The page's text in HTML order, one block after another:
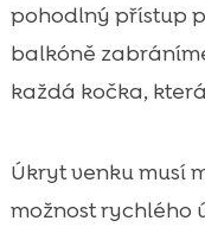
pohodlný přístup
balkóně
každá kočka,
Úkryt venku musí
možnost rychlého